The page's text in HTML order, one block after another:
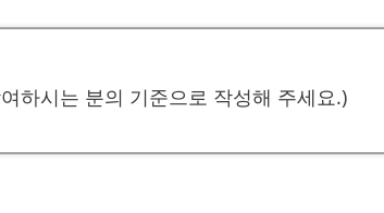
하시는 분의 기준으로 작성해 주세요.)